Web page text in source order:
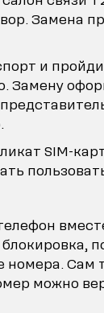
Замена
и
Замену
SIM-
номера. Сам
можно